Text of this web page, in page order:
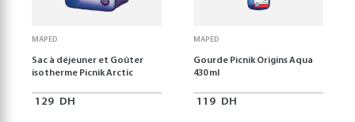
MAPED
Sac à déjeuner et Goûter
isotherme Picnik Arctic
129 DH
MAPED
Gourde Picnik Origins Aqua
430 ml
119 DH